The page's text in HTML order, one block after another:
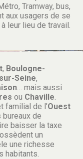
Tramway, bus,
aux usagers de se
leur lieu de travail.
, Boulogne-
Seine,
… mais aussi
ou Chaville.
familial de l’Ouest
bureaux de
baisser la taxe
un
une richesse
habitants.